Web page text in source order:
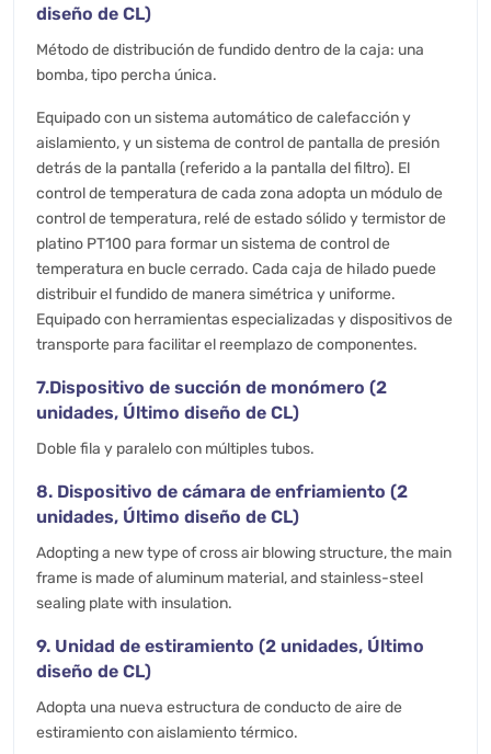
diseño de CL)
Método de distribución de fundido dentro de la caja: una
bomba, tipo percha única.
Equipado con un sistema automático de calefacción y
aislamiento, y un sistema de control de pantalla de presión
detrás de la pantalla (referido a la pantalla del filtro). El
control de temperatura de cada zona adopta un módulo de
control de temperatura, relé de estado sólido y termistor de
platino PT100 para formar un sistema de control de
temperatura en bucle cerrado. Cada caja de hilado puede
distribuir el fundido de manera simétrica y uniforme.
Equipado con herramientas especializadas y dispositivos de
transporte para facilitar el reemplazo de componentes.
7.Dispositivo de succión de monómero (2
unidades, Último diseño de CL)
Doble fila y paralelo con múltiples tubos.
8. Dispositivo de cámara de enfriamiento (2
unidades, Último diseño de CL)
Adopting a new type of cross air blowing structure, the main
frame is made of aluminum material, and stainless-steel
sealing plate with insulation.
9. Unidad de estiramiento (2 unidades, Último
diseño de CL)
Adopta una nueva estructura de conducto de aire de
estiramiento con aislamiento térmico.